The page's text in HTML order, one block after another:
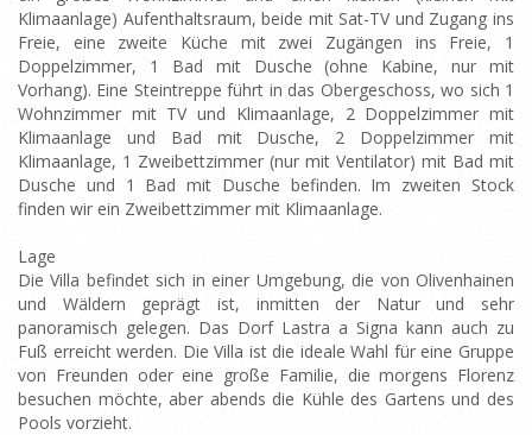
Klimaanlage) Aufenthaltsraum, beide mit Sat-TV und Zugang ins
Freie, eine zweite Küche mit zwei Zugängen ins Freie, 1
Doppelzimmer, 1 Bad mit Dusche (ohne Kabine, nur mit
Vorhang). Eine Steintreppe führt in das Obergeschoss, wo sich 1
Wohnzimmer mit TV und Klimaanlage, 2 Doppelzimmer mit
Klimaanlage und Bad mit Dusche, 2 Doppelzimmer mit
Klimaanlage, 1 Zweibettzimmer (nur mit Ventilator) mit Bad mit
Dusche und 1 Bad mit Dusche befinden. Im zweiten Stock
finden wir ein Zweibettzimmer mit Klimaanlage.
Lage
Die Villa befindet sich in einer Umgebung, die von Olivenhainen
und Wäldern geprägt ist, inmitten der Natur und sehr
panoramisch gelegen. Das Dorf Lastra a Signa kann auch zu
Fuß erreicht werden. Die Villa ist die ideale Wahl für eine Gruppe
von Freunden oder eine große Familie, die morgens Florenz
besuchen möchte, aber abends die Kühle des Gartens und des
Pools vorzieht.